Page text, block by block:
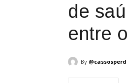
de
entre
By